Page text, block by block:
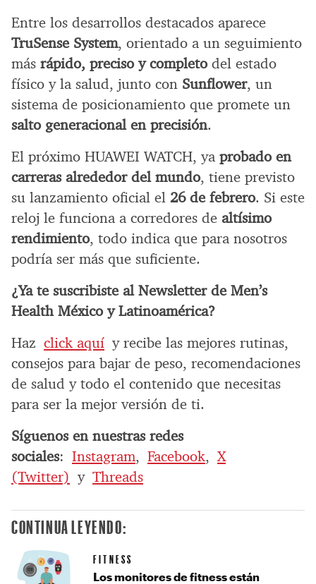
Entre los desarrollos destacados aparece
TruSense System, orientado a un seguimiento
más rápido, preciso y completodel estado
físico y la salud, junto con Sunflower, un
sistema de posicionamiento que promete un
salto generacional en precisión.
El próximo HUAWEI WATCH, ya probado en
carreras alrededor del mundo, tiene previsto
su lanzamiento oficial el 26 de febrero. Si este
reloj le funciona a corredores de altísimo
rendimiento, todo indica que para nosotros
podría ser más que suficiente.
¿Ya te suscribiste al Newsletter de Men’s
Health México y Latinoamérica?
Haz click aquí y recibe las mejores rutinas,
consejos para bajar de peso, recomendaciones
de salud y todo el contenido que necesitas
para ser la mejor versión de ti.
Síguenos en nuestras redes
sociales: Instagram, Facebook,X
(Twitter) y Threads
CONTINUA LEYENDO:
FITNESS
Los monitores de fitness están